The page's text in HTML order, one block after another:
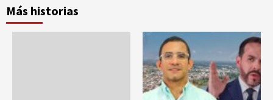
Más historias